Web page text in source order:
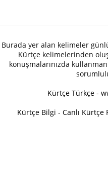
Burada yer alan kelimeler
Kürtçe kelimelerinden
konuşmalarınızda
Kürtçe Türkçe -
Kürtçe Bilgi - Canlı Kürtçe